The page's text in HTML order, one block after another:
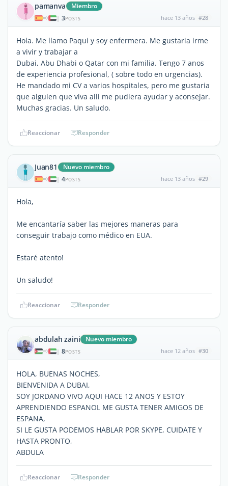
pamanva Miembro
| 3POSTS hace 13 años #28
Hola. Me llamo Paqui y soy enfermera. Me gustaria irme
a vivir y trabajar a
Dubai, Abu Dhabi o Qatar con mi familia. Tengo 7 anos
de experiencia profesional, ( sobre todo en urgencias).
He mandado mi CV a varios hospitales, pero me gustaria
que alguien que viva alli me pudiera ayudar y aconsejar.
Muchas gracias. Un saludo.
Reaccionar Responder
Juan81 Nuevo miembro
| 4POSTS hace 13 años #29
Hola,
Me encantaría saber las mejores maneras para
conseguir trabajo como médico en EUA.
Estaré atento!
Un saludo!
Reaccionar Responder
abdulah zaini Nuevo miembro
| 8POSTS hace 12 años #30
HOLA, BUENAS NOCHES,
BIENVENIDA A DUBAI,
SOY JORDANO VIVO AQUI HACE 12 ANOS Y ESTOY
APRENDIENDO ESPANOL ME GUSTA TENER AMIGOS DE
ESPANA,
SI LE GUSTA PODEMOS HABLAR POR SKYPE, CUIDATE Y
HASTA PRONTO,
ABDULA
Reaccionar Responder